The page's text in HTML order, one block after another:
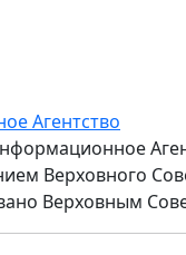
Агентство
Верховного
Верховным